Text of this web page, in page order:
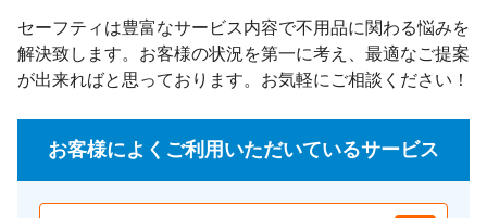
セーフティは豊富なサービス内容で不用品に関わる悩みを
解決致します。お客様の状況を第一に考え、最適なご提案
が出来ればと思っております。お気軽にご相談ください！
お客様によくご利用いただいているサービス